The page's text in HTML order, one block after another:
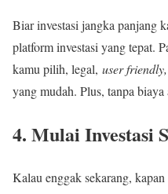
Biar investasi jangka panjang
platform investasi yang tepat.
kamu pilih, legal, user friendly,
yang mudah. Plus, tanpa
4. Mulai Investasi
Kalau enggak sekarang,